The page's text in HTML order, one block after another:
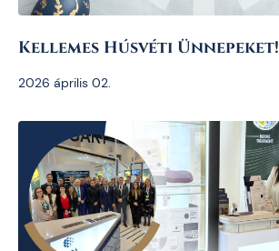
Kellemes Húsvéti Ünnepeket!
2026 április 02.